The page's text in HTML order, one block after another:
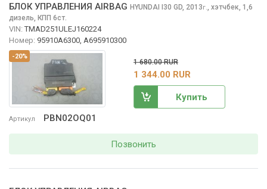
-20%
Артикул PBN02OQ01
БЛОК УПРАВЛЕНИЯ AIRBAG HYUNDAI I30 GD, 2013г. хэтчбек, 1,6
дизель, КПП 6ст.
VIN: TMAD251ULEJ160224
Номер: 95910A6300, A695910300
1 680.00 RUR
1 344.00 RUR
Купить
Позвонить